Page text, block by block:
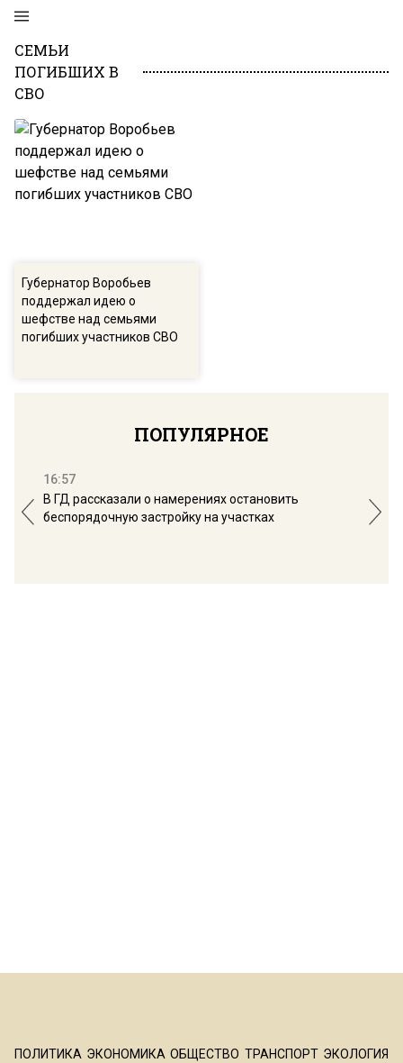
СЕМЬИ
ПОГИБШИХ В
СВО
Губернатор Воробьев
поддержал идею о
шефстве над семьями
погибших участников СВО
ПОПУЛЯРНОЕ
16:57
В ГД рассказали о намерениях остановить
беспорядочную застройку на участках
ПОЛИТИКА ЭКОНОМИКА ОБЩЕСТВО ТРАНСПОРТ ЭКОЛОГИЯ